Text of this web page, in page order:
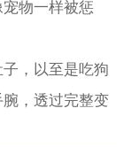
物一样被惩
，以至是吃狗
，透过完整变